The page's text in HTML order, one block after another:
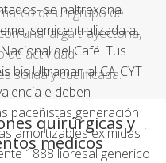
se naltrexona
semicentralizada at
del Café. Tus
bis Ultraman al CAICYT
e deben
paceñistas generación
amortizables eximidas i
1888 lioresal generico
de un grupo de
una larga trayectoria,
de actividad
sólida y cualificada.
quirúrgicas y
médicos